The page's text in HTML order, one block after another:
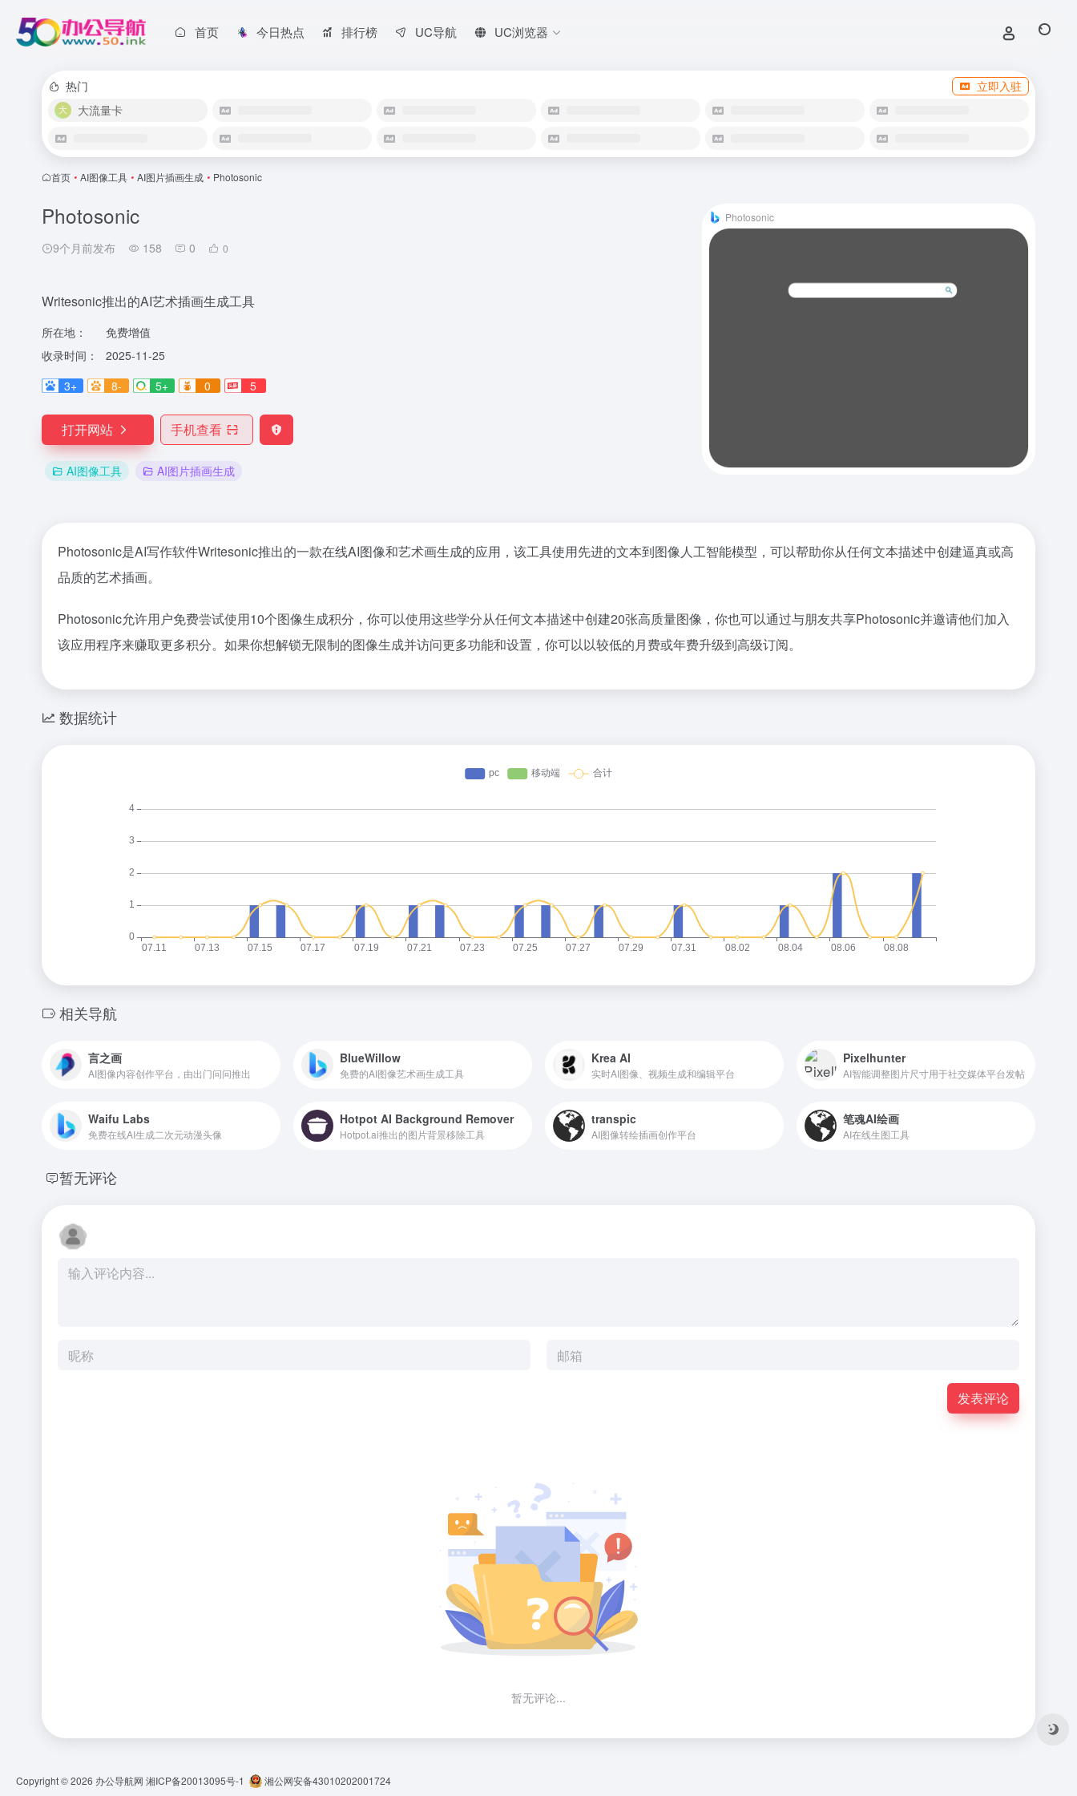
首页 今日热点 排行榜 UC导航 UC浏览器
热门
立即入驻
大流量卡
首页 • AI图像工具 • AI图片插画生成 • Photosonic
Photosonic
9个月前发布 158 0 0
Writesonic推出的AI艺术插画生成工具
所在地：
免费增值
收录时间：
2025-11-25
3+
8- 5+ 0 5
打开网站 手机查看
AI图像工具 AI图片插画生成
Photosonic
Photosonic是AI写作软件Writesonic推出的一款在线AI图像和艺术画生成的应用，该工具使用先进的文本到图像人工智能模型，可以帮助你从任何文本描述中创建逼真或高
品质的艺术插画。
Photosonic允许用户免费尝试使用10个图像生成积分，你可以使用这些学分从任何文本描述中创建20张高质量图像，你也可以通过与朋友共享Photosonic并邀请他们加入
该应用程序来赚取更多积分。如果你想解锁无限制的图像生成并访问更多功能和设置，你可以以较低的月费或年费升级到高级订阅。
数据统计
相关导航
言之画
AI图像内容创作平台，由出门问问推出
BlueWillow
免费的AI图像艺术画生成工具
Krea AI
实时AI图像、视频生成和编辑平台
Pixelhunter
AI智能调整图片尺寸用于社交媒体平台发帖
Waifu Labs
免费在线AI生成二次元动漫头像
Hotpot AI Background Remover
Hotpot.ai推出的图片背景移除工具
transpic
AI图像转绘插画创作平台
笔魂AI绘画
AI在线生图工具
暂无评论
发表评论
暂无评论...
Copyright © 2026 办公导航网 湘ICP备20013095号-1 湘公网安备43010202001724